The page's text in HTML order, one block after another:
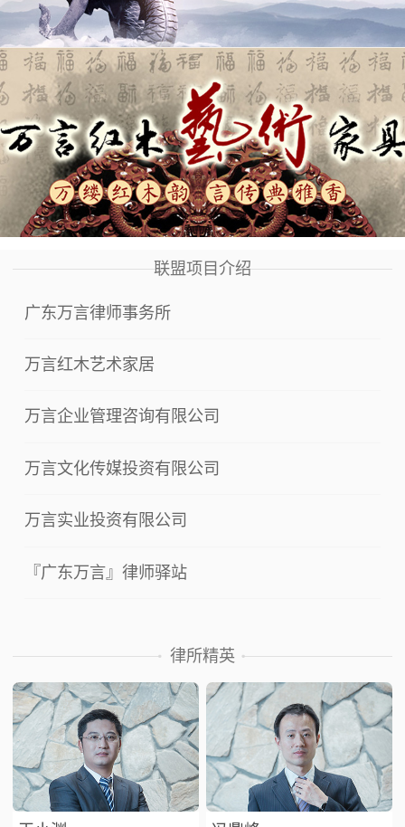
联盟项目介绍
广东万言律师事务所
万言红木艺术家居
万言企业管理咨询有限公司
万言文化传媒投资有限公司
万言实业投资有限公司
『广东万言』律师驿站
律所精英